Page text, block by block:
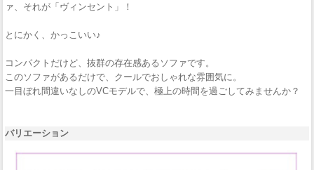
ァ、それが「ヴィンセント」！
とにかく、かっこいい♪
コンパクトだけど、抜群の存在感あるソファです。
このソファがあるだけで、クールでおしゃれな雰囲気に。
一目ぼれ間違いなしのVCモデルで、極上の時間を過ごしてみませんか？
バリエーション